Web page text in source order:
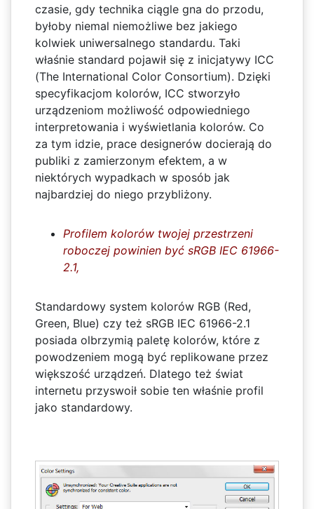
czasie, gdy technika ciągle gna do przodu,
byłoby niemal niemożliwe bez jakiego
kolwiek uniwersalnego standardu. Taki
właśnie standard pojawił się z inicjatywy ICC
(The International Color Consortium). Dzięki
specyfikacjom kolorów, ICC stworzyło
urządzeniom możliwość odpowiedniego
interpretowania i wyświetlania kolorów. Co
za tym idzie, prace designerów docierają do
publiki z zamierzonym efektem, a w
niektórych wypadkach w sposób jak
najbardziej do niego przybliżony.
Profilem kolorów twojej przestrzeni
roboczej powinien być sRGB IEC 61966-
2.1,
Standardowy system kolorów RGB (Red,
Green, Blue) czy też sRGB IEC 61966-2.1
posiada olbrzymią paletę kolorów, które z
powodzeniem mogą być replikowane przez
większość urządzeń. Dlatego też świat
internetu przyswoił sobie ten właśnie profil
jako standardowy.